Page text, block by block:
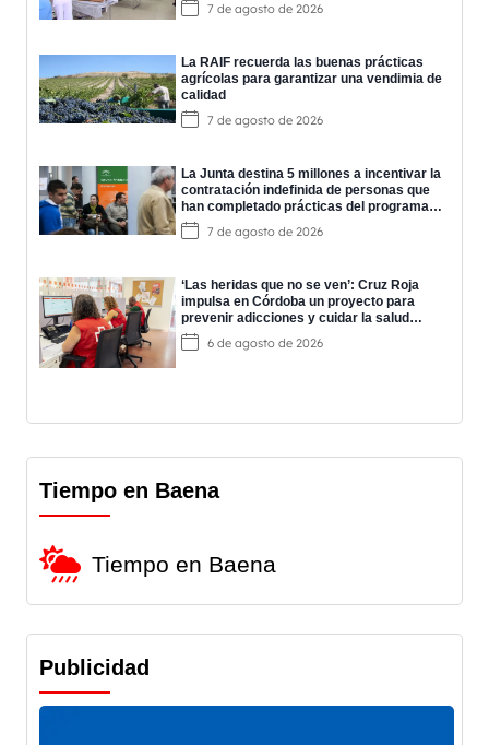
7 de agosto de 2026
La RAIF recuerda las buenas prácticas
agrícolas para garantizar una vendimia de
calidad
7 de agosto de 2026
La Junta destina 5 millones a incentivar la
contratación indefinida de personas que
han completado prácticas del programa
EPES
7 de agosto de 2026
‘Las heridas que no se ven’: Cruz Roja
impulsa en Córdoba un proyecto para
prevenir adicciones y cuidar la salud
mental
6 de agosto de 2026
Tiempo en Baena
Tiempo en Baena
Publicidad